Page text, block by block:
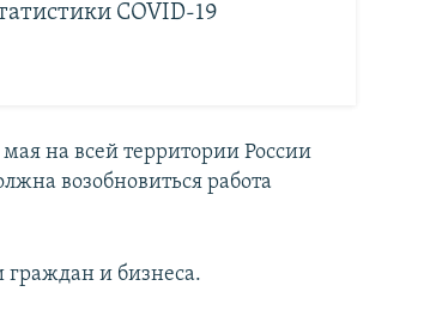
COVID-19
на всей территории России
возобновиться работа
и бизнеса.